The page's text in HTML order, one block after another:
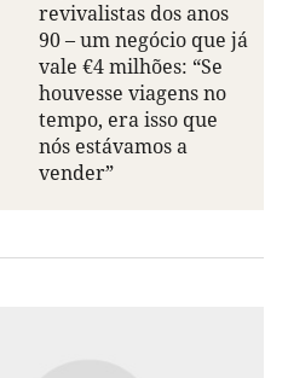
revivalistas dos anos
90 – um negócio que já
vale €4 milhões: “Se
houvesse viagens no
tempo, era isso que
nós estávamos a
vender”